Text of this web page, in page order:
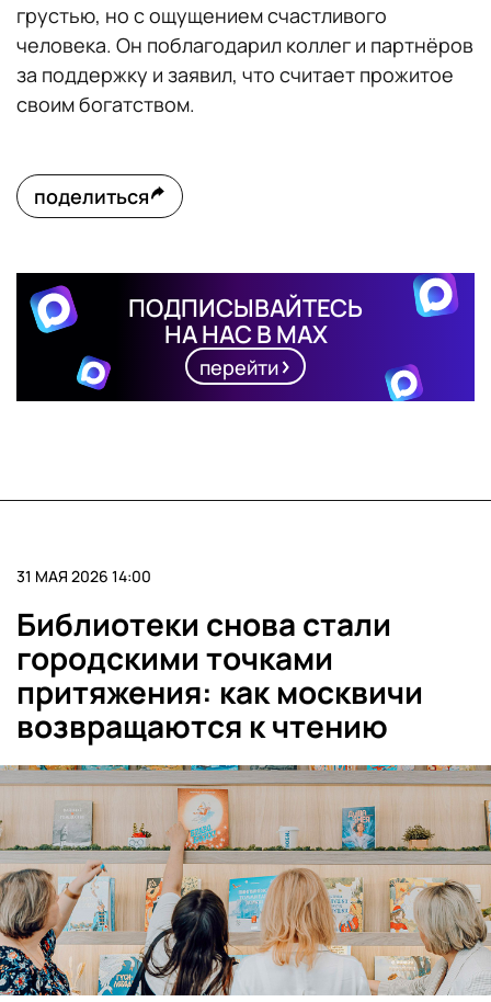
грустью, но с ощущением счастливого
человека. Он поблагодарил коллег и партнёров
за поддержку и заявил, что считает прожитое
своим богатством.
поделиться
ПОДПИСЫВАЙТЕСЬ
НА НАС В MAX
перейти
31 МАЯ 2026 14:00
Библиотеки снова стали
городскими точками
притяжения: как москвичи
возвращаются к чтению